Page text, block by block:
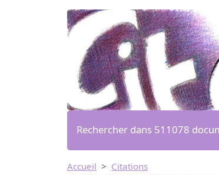
Rechercher dans 511078
Accueil
Citations